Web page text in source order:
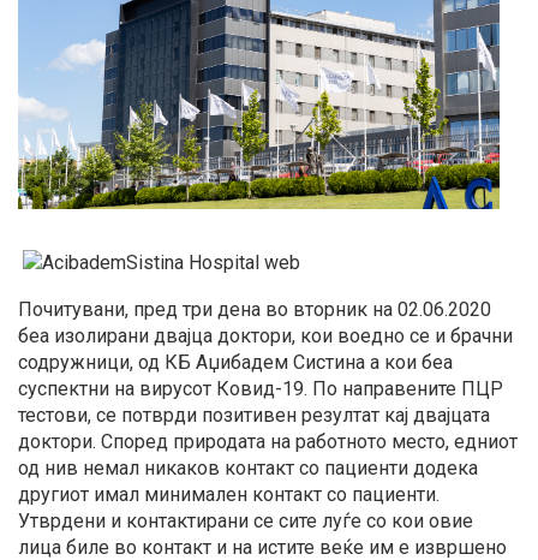
Почитувани, пред три дена во вторник на 02.06.2020
беа изолирани двајца доктори, кои воедно се и брачни
содружници, од КБ Аџибадем Систина а кои беа
суспектни на вирусот Ковид-19. По направените ПЦР
тестови, се потврди позитивен резултат кај двајцата
доктори. Според природата на работното место, едниот
од нив немал никаков контакт со пациенти додека
другиот имал минимален контакт со пациенти.
Утврдени и контактирани се сите луѓе со кои овие
лица биле во контакт и на истите веќе им е извршено